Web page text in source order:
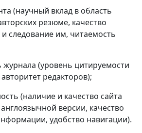
(научный вклад в область
резюме, качество
следование им, читаемость
(уровень цитируемости
редакторов);
(наличие и качество сайта
версии, качество
удобство навигации).